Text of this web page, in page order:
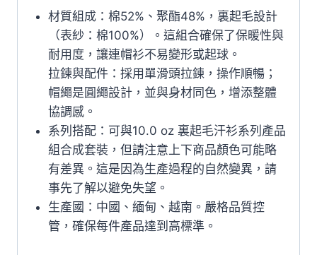
材質組成：棉52%、聚酯48%，裏起毛設計
（表紗：棉100%）。這組合確保了保暖性與
耐用度，讓連帽衫不易變形或起球。
拉鍊與配件：採用單滑頭拉鍊，操作順暢；
帽繩是圓繩設計，並與身材同色，增添整體
協調感。
系列搭配：可與10.0 oz 裏起毛汗衫系列產品
組合成套裝，但請注意上下商品顏色可能略
有差異。這是因為生產過程的自然變異，請
事先了解以避免失望。
生產國：中國、緬甸、越南。嚴格品質控
管，確保每件產品達到高標準。